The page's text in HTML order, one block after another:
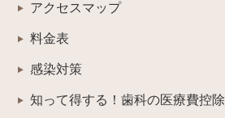
アクセスマップ
料金表
感染対策
知って得する！歯科の医療費控除